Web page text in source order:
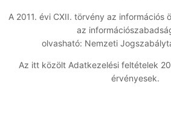
A 2011. évi CXII. törvény az információs
az
olvasható: Nemzeti
Az itt közölt Adatkezelési feltételek
érvényesek.